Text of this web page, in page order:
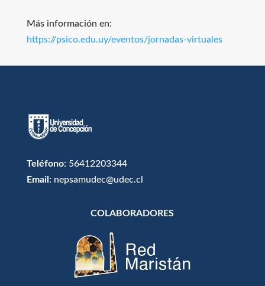
Más información en:
https://psico.edu.uy/eventos/jornadas-virtuales
Teléfono: 56412203344
Email : nepsamudec@udec.cl
COLABORADORES